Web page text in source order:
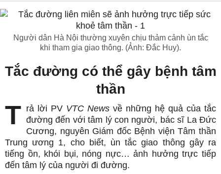
Người dân Hà Nội thường xuyên chịu thảm cảnh ùn tắc
khi tham gia giao thông. (Ảnh: Đắc Huy).
Tắc đường có thể gây bệnh tâm
thần
T rả lời PV VTC News về những hệ quả của tắc
đường đến với tâm lý con người, bác sĩ La Đức
Cương, nguyên Giám đốc Bệnh viện Tâm thần
Trung ương 1, cho biết, ùn tắc giao thông gây ra
tiếng ồn, khói bụi, nóng nực… ảnh hưởng trực tiếp
đến tâm lý của người đi đường.